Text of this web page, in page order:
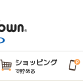
ショッピング
で貯める